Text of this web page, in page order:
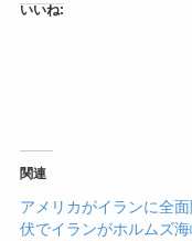
いいね:
関連
アメリカがイランに全
伏でイランがホルムズ